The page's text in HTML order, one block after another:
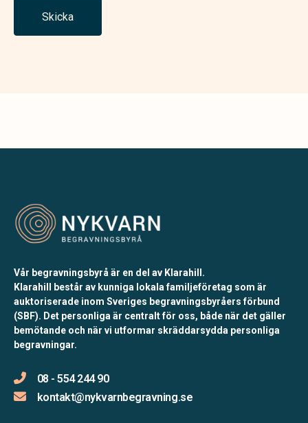
Skicka
Vår begravningsbyrå är en del av Klarahill.
Klarahill består av kunniga lokala familjeföretag som är
auktoriserade inom Sveriges begravningsbyråers förbund
(SBF). Det personliga är centralt för oss, både när det gäller
bemötande och när vi utformar skräddarsydda personliga
begravningar.
08 - 554 244 90
kontakt@nykvarnbegravning.se